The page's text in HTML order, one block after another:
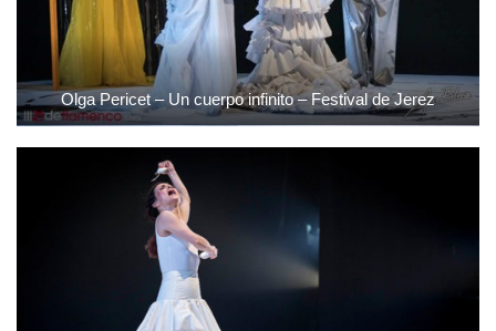
Olga Pericet – Un cuerpo infinito – Festival de Jerez